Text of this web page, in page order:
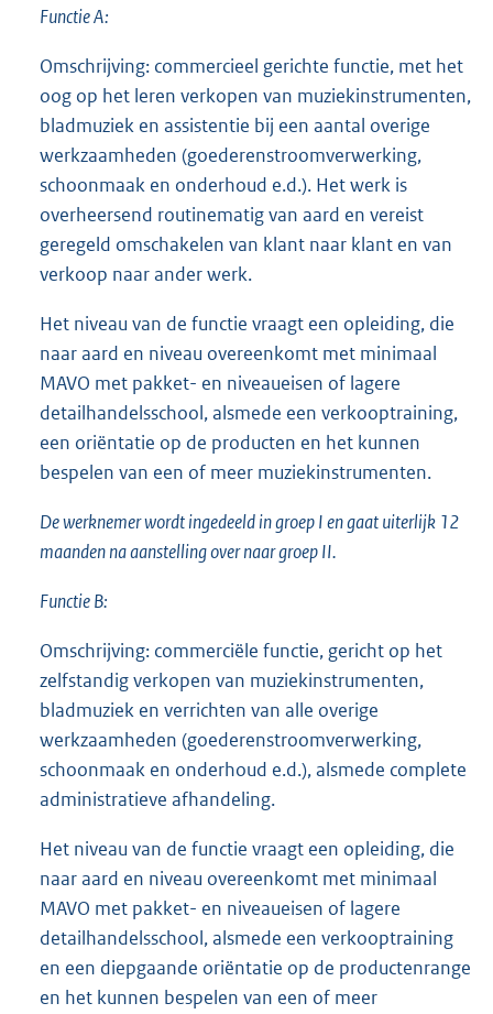
Functie A:
Omschrijving: commercieel gerichte functie, met het
oog op het leren verkopen van muziekinstrumenten,
bladmuziek en assistentie bij een aantal overige
werkzaamheden (goederenstroomverwerking,
schoonmaak en onderhoud e.d.). Het werk is
overheersend routinematig van aard en vereist
geregeld omschakelen van klant naar klant en van
verkoop naar ander werk.
Het niveau van de functie vraagt een opleiding, die
naar aard en niveau overeenkomt met minimaal
MAVO met pakket- en niveaueisen of lagere
detailhandelsschool, alsmede een verkooptraining,
een oriëntatie op de producten en het kunnen
bespelen van een of meer muziekinstrumenten.
De werknemer wordt ingedeeld in groep I en gaat uiterlijk 12
maanden na aanstelling over naar groep II.
Functie B:
Omschrijving: commerciële functie, gericht op het
zelfstandig verkopen van muziekinstrumenten,
bladmuziek en verrichten van alle overige
werkzaamheden (goederenstroomverwerking,
schoonmaak en onderhoud e.d.), alsmede complete
administratieve afhandeling.
Het niveau van de functie vraagt een opleiding, die
naar aard en niveau overeenkomt met minimaal
MAVO met pakket- en niveaueisen of lagere
detailhandelsschool, alsmede een verkooptraining
en een diepgaande oriëntatie op de productenrange
en het kunnen bespelen van een of meer